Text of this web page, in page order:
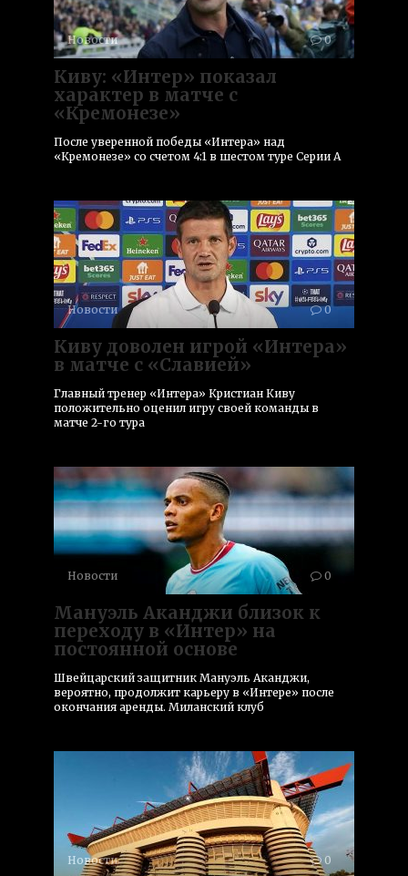
Новости 0
Киву: «Интер» показал
характер в матче с
«Кремонезе»
После уверенной победы «Интера» над
«Кремонезе» со счетом 4:1 в шестом туре Серии А
Новости 0
Киву доволен игрой «Интера»
в матче с «Славией»
Главный тренер «Интера» Кристиан Киву
положительно оценил игру своей команды в
матче 2-го тура
Новости 0
Мануэль Аканджи близок к
переходу в «Интер» на
постоянной основе
Швейцарский защитник Мануэль Аканджи,
вероятно, продолжит карьеру в «Интере» после
окончания аренды. Миланский клуб
Новости 0